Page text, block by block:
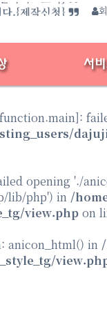
사이트보기}
function.main]:
opening './
lib/php') in /
view.php on
anicon_html() in